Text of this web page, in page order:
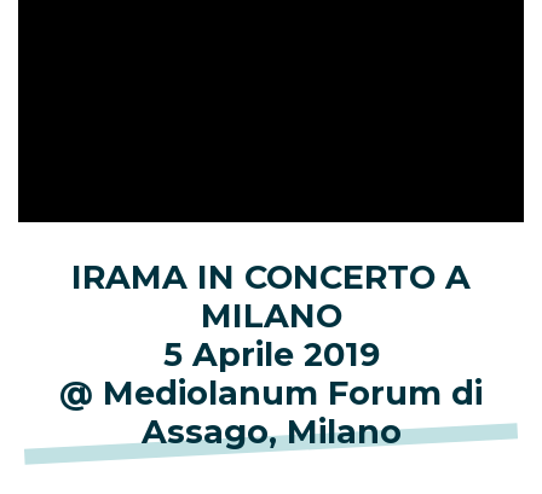
IRAMA IN CONCERTO A
MILANO
5 Aprile 2019
@ Mediolanum Forum di
Assago, Milano